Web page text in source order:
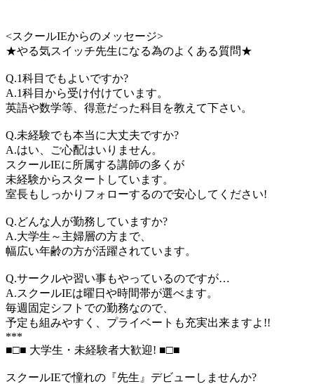
<スクールIEからのメッセージ>
★やる気スイッチ先生になる為のよくある質問★
Q.1科目でもよいですか?
A.1科目から受け付けています。
英語や数学等、得意だった科目を教えて下さい。
Q.未経験でも本当に大丈夫ですか?
A.はい、ご心配はいりません。
スクールIEに所属する講師の多くが
未経験からスタートしています。
室長もしっかりフォローするので安心してください!
Q.どんな人が勤務していますか?
A.大学生～主婦層の方まで、
幅広い年齢の方が活躍されています。
Q.サークルや習い事もやっているのですが…
A.スクールIEは曜日や時間帯が選べます。
毎週固定シフトでの勤務なので、
予定も組みやすく、プライベートも充実出来ますよ!!
***
■□■ 大学生・未経験者大歓迎! ■□■
スクールIEで憧れの『先生』デビューしませんか?